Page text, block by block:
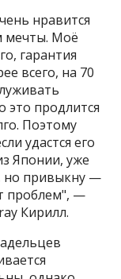
нравится
мечты. Моё
гарантия
всего, на 70
это продлится
Поэтому
удастся его
Японии, уже
но привыкну —
проблем", —
Кирилл.